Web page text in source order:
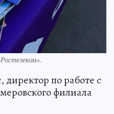
по работе с
филиала